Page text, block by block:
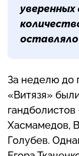
уверенных
За неделю до
«Витязя»
Хасмамедов,
Голубев.